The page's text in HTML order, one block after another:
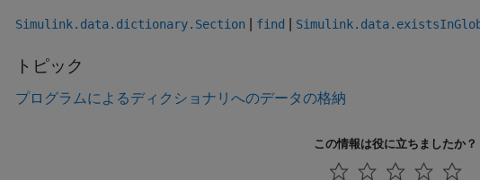
Simulink.data.dictionary.Section find
トピック
プログラムによるディクショナリへのデータの格納
この情報は役に立ちましたか？